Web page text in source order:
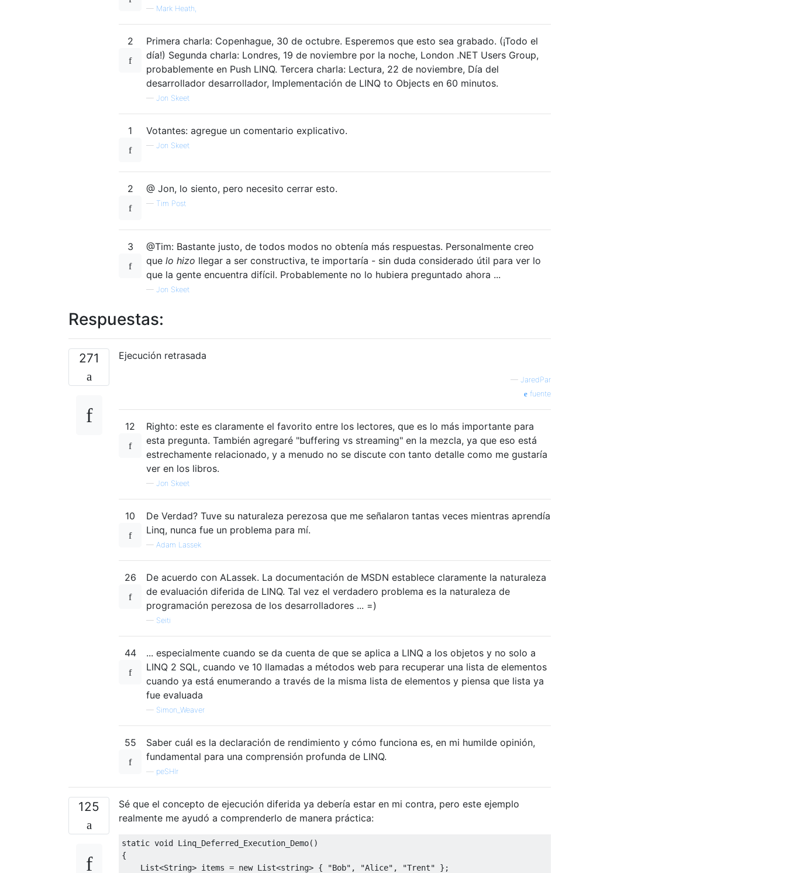
— Mark Heath,
2
Primera charla: Copenhague, 30 de octubre. Esperemos que esto sea grabado. (¡Todo el
día!) Segunda charla: Londres, 19 de noviembre por la noche, London .NET Users Group,
probablemente en Push LINQ. Tercera charla: Lectura, 22 de noviembre, Día del
desarrollador desarrollador, Implementación de LINQ to Objects en 60 minutos.
— Jon Skeet
1 Votantes: agregue un comentario explicativo.
— Jon Skeet
2 @ Jon, lo siento, pero necesito cerrar esto.
— Tim Post
3
@Tim: Bastante justo, de todos modos no obtenía más respuestas. Personalmente creo
que lo hizo llegar a ser constructiva, te importaría - sin duda considerado útil para ver lo
que la gente encuentra difícil. Probablemente no lo hubiera preguntado ahora ...
— Jon Skeet
Respuestas:
271 Ejecución retrasada
— JaredPar
fuente
12
Righto: este es claramente el favorito entre los lectores, que es lo más importante para
esta pregunta. También agregaré "buffering vs streaming" en la mezcla, ya que eso está
estrechamente relacionado, y a menudo no se discute con tanto detalle como me gustaría
ver en los libros.
— Jon Skeet
10
De Verdad? Tuve su naturaleza perezosa que me señalaron tantas veces mientras aprendía
Linq, nunca fue un problema para mí.
— Adam Lassek
26
De acuerdo con ALassek. La documentación de MSDN establece claramente la naturaleza
de evaluación diferida de LINQ. Tal vez el verdadero problema es la naturaleza de
programación perezosa de los desarrolladores ... =)
— Seiti
44
... especialmente cuando se da cuenta de que se aplica a LINQ a los objetos y no solo a
LINQ 2 SQL, cuando ve 10 llamadas a métodos web para recuperar una lista de elementos
cuando ya está enumerando a través de la misma lista de elementos y piensa que lista ya
fue evaluada
— Simon_Weaver
55
Saber cuál es la declaración de rendimiento y cómo funciona es, en mi humilde opinión,
fundamental para una comprensión profunda de LINQ.
peSHIr
125
Sé que el concepto de ejecución diferida ya debería estar en mi contra, pero este ejemplo
realmente me ayudó a comprenderlo de manera práctica:
static void Linq_Deferred_Execution_Demo()
{
List<String> items = new List<string> { "Bob" , "Alice" , "Trent" };